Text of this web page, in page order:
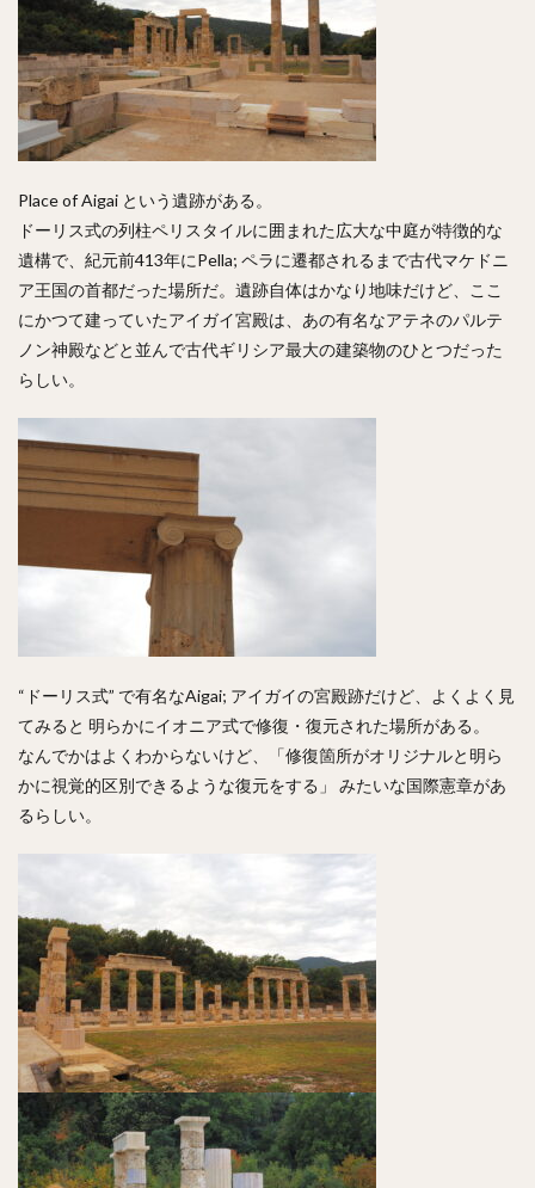
Place of Aigai という遺跡がある。
ドーリス式の列柱ペリスタイルに囲まれた広大な中庭が特徴的な
遺構で、紀元前413年にPella; ペラに遷都されるまで古代マケドニ
ア王国の首都だった場所だ。遺跡自体はかなり地味だけど、ここ
にかつて建っていたアイガイ宮殿は、あの有名なアテネのパルテ
ノン神殿などと並んで古代ギリシア最大の建築物のひとつだった
らしい。
“ドーリス式” で有名なAigai; アイガイの宮殿跡だけど、よくよく見
てみると 明らかにイオニア式で修復・復元された場所がある。
なんでかはよくわからないけど、「修復箇所がオリジナルと明ら
かに視覚的区別できるような復元をする」 みたいな国際憲章があ
るらしい。